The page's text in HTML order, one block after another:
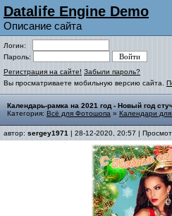
Datalife Engine Demo
Описание сайта
Логин:
Пароль:
Регистрация на сайте! Забыли пароль?
Вы просматриваете мобильную версию сайта.
Календарь-рамка на 2021 год - Новый год
Категория: Всё для Фотошопа » Календари
автор: sergey1971 | 28-12-2020, 20:57 |